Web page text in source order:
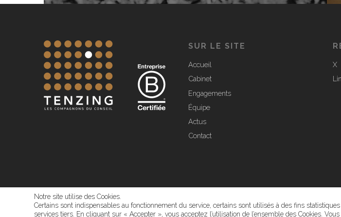
SUR LE SITE
Accueil
Cabinet
Engagements
Équipe
Actus
Contact
X
© 2026 Tenzing.Mentions légales-Paramétrage des cookies- Politique de
Notre site utilise des Cookies.
Certains sont indispensables au fonctionnement du service, certains sont utilisés à des fins
services tiers. En cliquant sur « Accepter », vous acceptez l’utilisation de l’ensemble des Cookies.